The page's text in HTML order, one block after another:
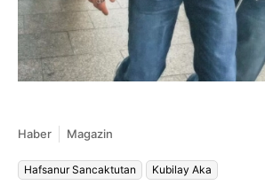
Haber Magazin
Hafsanur Sancaktutan Kubilay Aka